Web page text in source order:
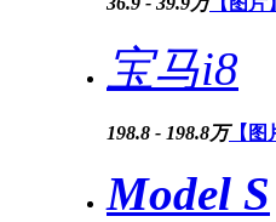
宝马i8
198.8 - 198.8万【图
Model S